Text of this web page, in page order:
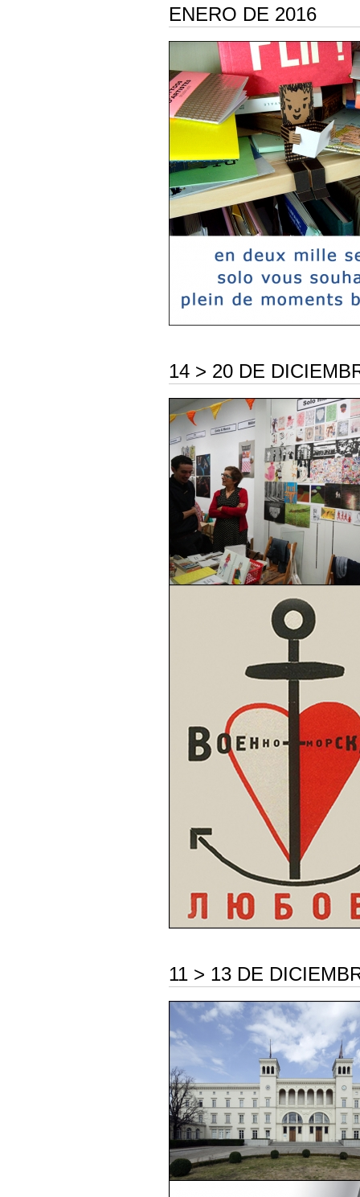
ENERO DE 2016
14 > 20 DE
11 > 13 DE